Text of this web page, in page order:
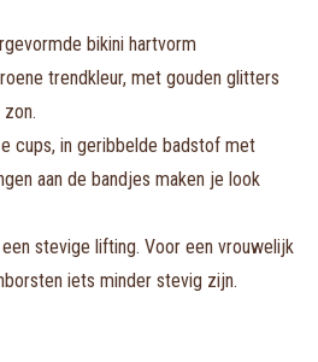
bikini hartvorm
trendkleur, met gouden glitters
cups, in geribbelde badstof met
aan de bandjes maken je look
stevige lifting. Voor een vrouwelijk
iets minder stevig zijn.